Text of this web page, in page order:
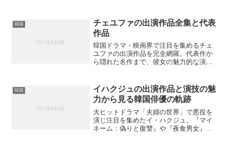
韓国
チェユファの出演作品全集と代表
作品
韓国ドラマ・映画界で注目を集めるチェ
ユファの出演作品を完全網羅。代表作か
ら隠れた名作まで、彼女の魅力的な演技
韓国
イハクジュの出演作品と演技の魅
力から見る韓国俳優の軌跡
大ヒットドラマ「夫婦の世界」で悪役を
演じ注目を集めたイ・ハクジュ。『マイ
ネーム：偽りと復讐』や『夜食男女』な